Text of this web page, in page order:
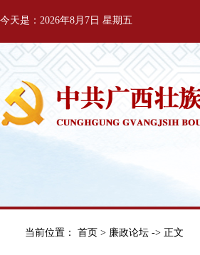
今天是：2026年8月7日 星期五
当前位置： 首页 > 廉政论坛 -> 正文